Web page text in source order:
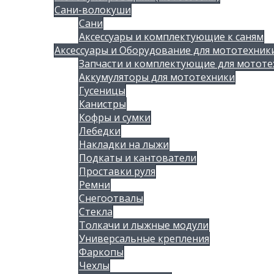
Сани-волокуши
Сани
Аксессуары и комплектующие к саням
Аксессуары и Оборудование для
Запчасти и комплектующие для
Аккумуляторы для мототехники
Гусеницы
Канистры
Кофры и сумки
Лебедки
Накладки на лыжи
Подкаты и кантователи
Проставки руля
Ремни
Снегоотвалы
Стекла
Толкачи и лыжные модули
Универсальные крепления
Фаркопы
Чехлы